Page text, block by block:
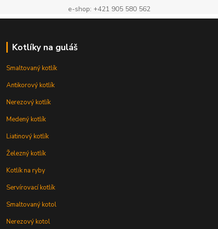
e-shop: +421 905 580 562
Kotlíky na guláš
Smaltovaný kotlík
Antikorový kotlík
Nerezový kotlík
Medený kotlík
Liatinový kotlík
Železný kotlík
Kotlík na ryby
Servírovací kotlík
Smaltovaný kotol
Nerezový kotol